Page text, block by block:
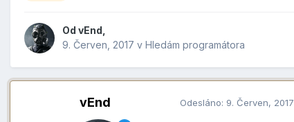
Od vEnd
9. Červen, 2017 v Hledám programátora
vEnd Odesláno: 9. Červen, 2017